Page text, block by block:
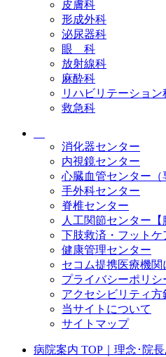
皮膚科
形成外科
泌尿器科
眼 科
放射線科
麻酔科
リハビリテーション
救急科
消化器センター
内視鏡センター
心臓血管センター（
手外科センター
脊椎センター
人工関節センター【
下肢救済・フットケ
健康管理センター
セコム提携医療機関
プライバシーポリシ
アクセシビリティ方
当サイトについて
サイトマップ
病院案内 TOP｜理念･院